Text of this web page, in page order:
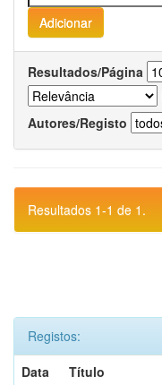
Resultados/Página
Autores/Registo
Resultados 1-1 de 1.
Registos:
Data
Título